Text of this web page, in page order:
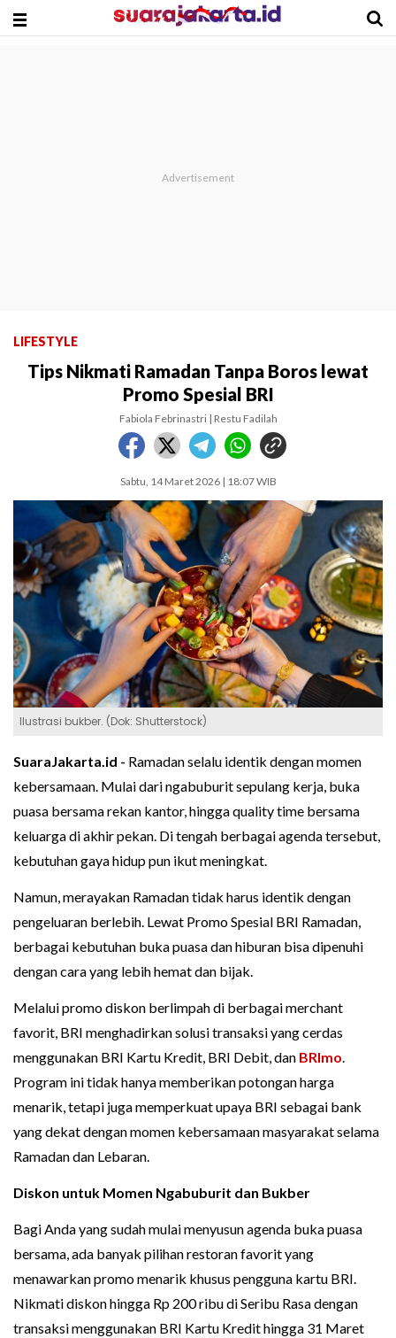
LIFESTYLE
Tips Nikmati Ramadan Tanpa Boros lewat
Promo Spesial BRI
Fabiola Febrinastri | Restu Fadilah
Sabtu, 14 Maret 2026 | 18:07 WIB
Ilustrasi bukber. (Dok: Shutterstock)
SuaraJakarta.id - Ramadan selalu identik dengan momen
kebersamaan. Mulai dari ngabuburit sepulang kerja, buka
puasa bersama rekan kantor, hingga quality time bersama
keluarga di akhir pekan. Di tengah berbagai agenda tersebut,
kebutuhan gaya hidup pun ikut meningkat.
Namun, merayakan Ramadan tidak harus identik dengan
pengeluaran berlebih. Lewat Promo Spesial BRI Ramadan,
berbagai kebutuhan buka puasa dan hiburan bisa dipenuhi
dengan cara yang lebih hemat dan bijak.
Melalui promo diskon berlimpah di berbagai merchant
favorit, BRI menghadirkan solusi transaksi yang cerdas
menggunakan BRI Kartu Kredit, BRI Debit, dan BRImo.
Program ini tidak hanya memberikan potongan harga
menarik, tetapi juga memperkuat upaya BRI sebagai bank
yang dekat dengan momen kebersamaan masyarakat selama
Ramadan dan Lebaran.
Diskon untuk Momen Ngabuburit dan Bukber
Bagi Anda yang sudah mulai menyusun agenda buka puasa
bersama, ada banyak pilihan restoran favorit yang
menawarkan promo menarik khusus pengguna kartu BRI.
Nikmati diskon hingga Rp 200 ribu di Seribu Rasa dengan
transaksi menggunakan BRI Kartu Kredit hingga 31 Maret